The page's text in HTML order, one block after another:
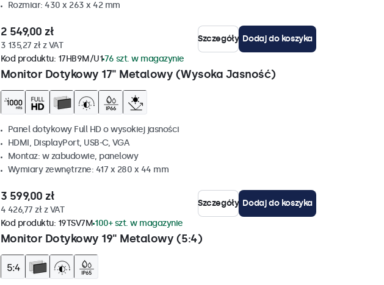
Rozmiar: 430 x 263 x 42 mm
2 549,00 zł
3 135,27 zł z VAT
Szczegóły Dodaj do koszyka
Monitor Dotykowy 17" Metalowy (Wysoka Jasność)
Kod produktu: 17HB9M/U176 szt. w magazynie
Panel dotykowy Full HD o wysokiej jasności
HDMI, DisplayPort, USB-C, VGA
Montaz: w zabudowie, panelowy
Wymiary zewnętrzne: 417 x 280 x 44 mm
3 599,00 zł
4 426,77 zł z VAT
Szczegóły Dodaj do koszyka
Monitor Dotykowy 19" Metalowy (5:4)
Kod produktu: 19TSV7M 100+ szt. w magazynie